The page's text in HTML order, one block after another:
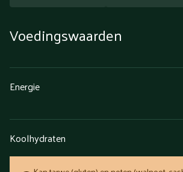
Voedingswaarden
Energie
Koolhydraten